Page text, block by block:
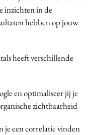
inzichten in de
hebben op jouw
heeft verschillende
en optimaliseer jij je
zichtbaarheid
je een correlatie vinden